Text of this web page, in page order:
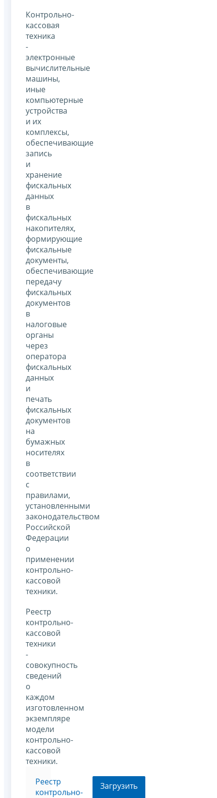
Контрольно-
кассовая
техника
-
электронные
вычислительные
машины,
иные
компьютерные
устройства
и их
комплексы,
обеспечивающие
запись
и
хранение
фискальных
данных
в
фискальных
накопителях,
формирующие
фискальные
документы,
обеспечивающие
передачу
фискальных
документов
в
налоговые
органы
через
оператора
фискальных
данных
и
печать
фискальных
документов
на
бумажных
носителях
в
соответствии
с
правилами,
установленными
законодательством
Российской
Федерации
о
применении
контрольно-
кассовой
техники.
Реестр
контрольно-
кассовой
техники
-
совокупность
сведений
о
каждом
изготовленном
экземпляре
модели
контрольно-
кассовой
техники.
Реестр
контрольно-
Загрузить